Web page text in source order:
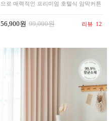
으로 매력적인 프리미엄 호텔식 암막커튼
56,900원 99,000원 리뷰 12